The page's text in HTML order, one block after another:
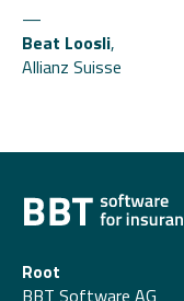
Beat Loosli,
Allianz Suisse
Root